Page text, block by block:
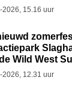
2026, 15.16 uur
Wild West
2026, 12.31 uur